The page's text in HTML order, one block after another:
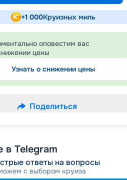
+1 000Круизных миль
оповестим вас
цены
Узнать о снижении цены
Поделиться
в Telegram
ответы на вопросы
с выбором круиза